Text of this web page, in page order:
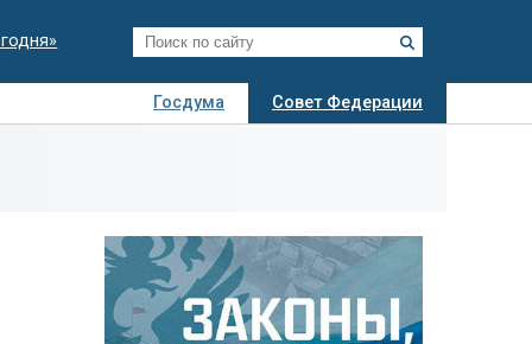
Госдума
Совет Федерации